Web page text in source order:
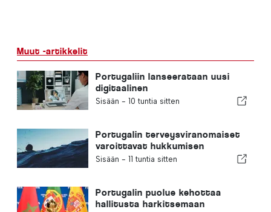
Muut -artikkelit
Portugaliin lanseerataan uusi
digitaalinen
terveydenhuoltoalusta
Sisään - 10 tuntia sitten
Portugalin terveysviranomaiset
varoittavat hukkumisen
vaaroista
Sisään - 11 tuntia sitten
Portugalin puolue kehottaa
hallitusta harkitsemaan